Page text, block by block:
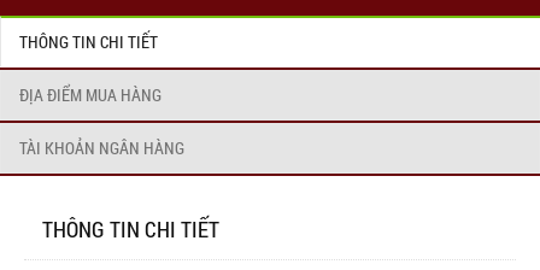
THÔNG TIN CHI TIẾT
ĐỊA ĐIỂM MUA HÀNG
TÀI KHOẢN NGÂN HÀNG
THÔNG TIN CHI TIẾT